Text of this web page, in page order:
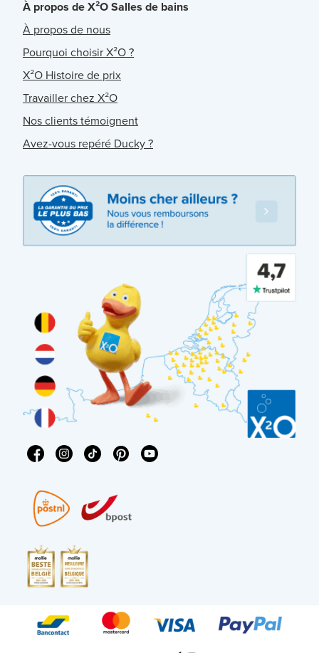
À propos de X²O Salles de bains
À propos de nous
Pourquoi choisir X²O ?
X²O Histoire de prix
Travailler chez X²O
Nos clients témoignent
Avez-vous repéré Ducky ?